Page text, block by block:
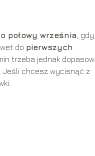
połowy września , gdy
do pierwszych
trzeba jednak
Jeśli chcesz wycisnąć z